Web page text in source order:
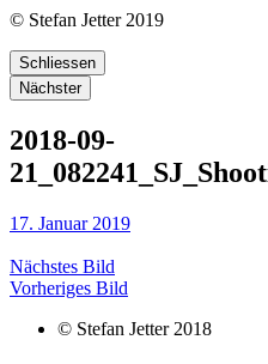
© Stefan Jetter 2019
Schliessen
Nächster
2018-09-
17. Januar 2019
Nächstes Bild
Vorheriges Bild
© Stefan Jetter 2018